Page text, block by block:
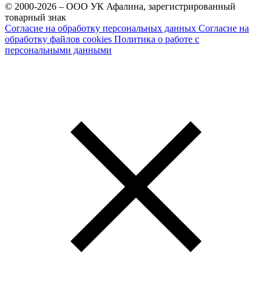
© 2000-2026 – ООО УК Афалина, зарегистрированный
товарный знак
Согласие на обработку персональных данных Согласие на
обработку файлов cookies Политика о работе с
персональными данными